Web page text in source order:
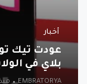
أخبار
عودت تيك
بلاي في
EMBRATORYA